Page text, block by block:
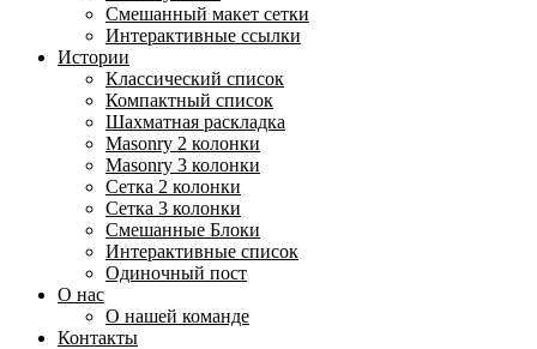
Смешанный макет сетки
Интерактивные ссылки
Истории
Классический список
Компактный список
Шахматная раскладка
Masonry 2 колонки
Masonry 3 колонки
Сетка 2 колонки
Сетка 3 колонки
Смешанные Блоки
Интерактивные список
Одиночный пост
О нас
О нашей команде
Контакты